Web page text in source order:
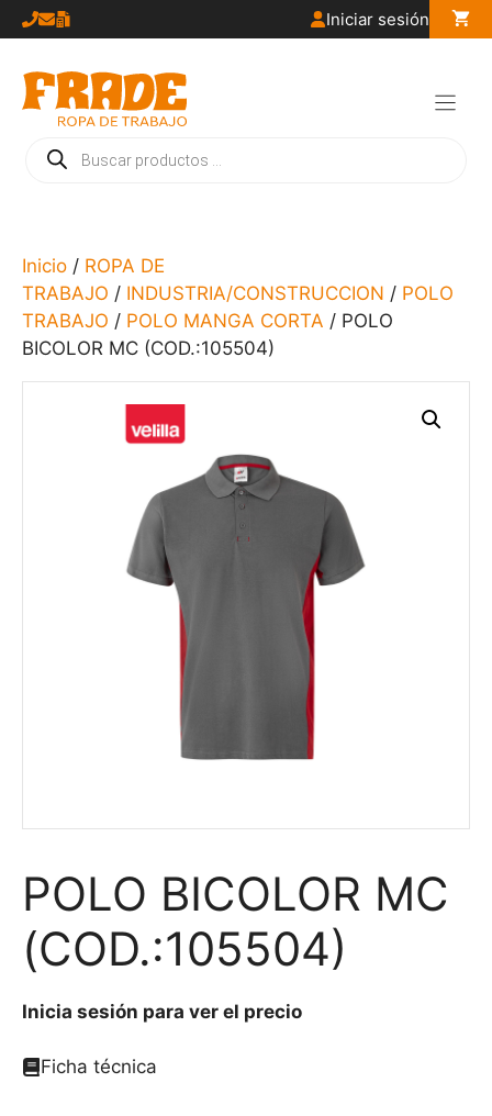
Saltar
al
contenido
Iniciar sesión
Búsqueda
de
Inicio / ROPA DE
TRABAJO / INDUSTRIA/CONSTRUCCION / POLO
TRABAJO / POLO MANGA CORTA / POLO
BICOLOR MC (COD.:105504)
POLO BICOLOR MC
(COD.:105504)
Inicia sesión para ver el precio
Ficha técnica